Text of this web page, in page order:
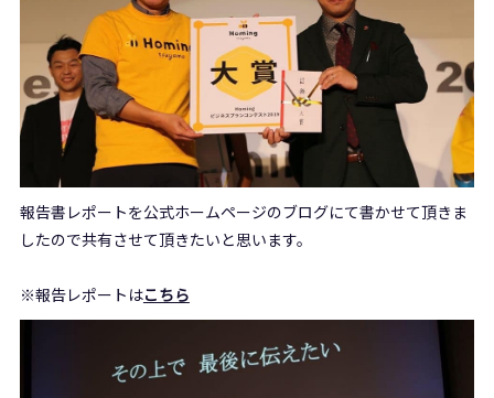
報告書レポートを公式ホームページのブログにて書かせて頂きま
したので共有させて頂きたいと思います。
※報告レポートはこちら